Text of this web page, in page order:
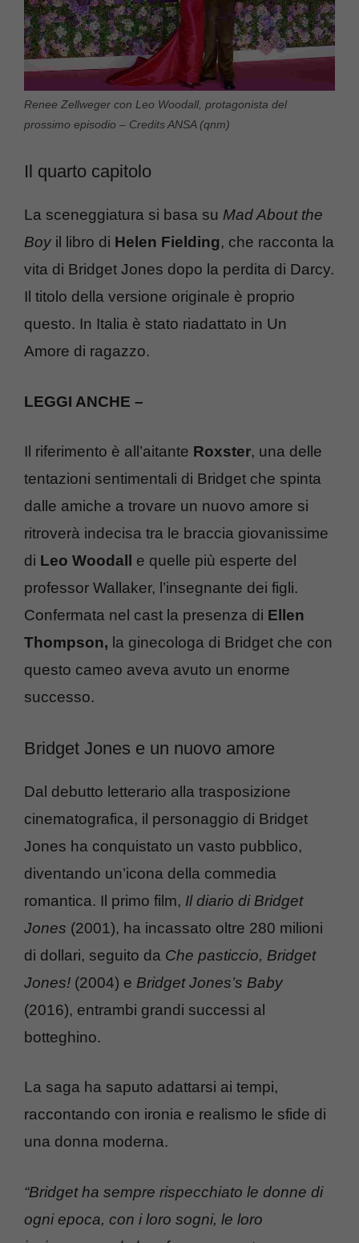
Renee Zellweger con Leo Woodall, protagonista del
prossimo episodio – Credits ANSA (qnm)
Il quarto capitolo
La sceneggiatura si basa su Mad About the
Boy il libro di Helen Fielding, che racconta la
vita di Bridget Jones dopo la perdita di Darcy.
Il titolo della versione originale è proprio
questo. In Italia è stato riadattato in Un
Amore di ragazzo.
LEGGI ANCHE –
Il riferimento è all’aitante Roxster, una delle
tentazioni sentimentali di Bridget che spinta
dalle amiche a trovare un nuovo amore si
ritroverà indecisa tra le braccia giovanissime
di Leo Woodall
e quelle più esperte del
professor Wallaker, l’insegnante dei figli.
Confermata nel cast la presenza di Ellen
Thompson, la ginecologa di Bridget che con
questo cameo aveva avuto un enorme
successo.
Bridget Jones e un nuovo amore
Dal debutto letterario alla trasposizione
cinematografica, il personaggio di Bridget
Jones ha conquistato un vasto pubblico,
diventando un’icona della commedia
romantica. Il primo film, Il diario di Bridget
Jones (2001), ha incassato oltre 280 milioni
di dollari, seguito da Che pasticcio, Bridget
Jones! (2004) e Bridget Jones’s Baby
(2016), entrambi grandi successi al
botteghino.
La saga ha saputo adattarsi ai tempi,
raccontando con ironia e realismo le sfide di
una donna moderna.
“Bridget ha sempre rispecchiato le donne di
ogni epoca, con i loro sogni, le loro